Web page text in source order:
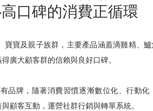
口碑的消費正循環
寶及親子族群，主要產品涵蓋滴雞精、
廣大顧客群的信賴與良好口碑。
品牌，隨著消費習慣逐漸數位化、行動
顧客互動，運營社群行銷與轉單系統。